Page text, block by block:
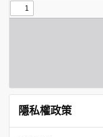
隱私權政策